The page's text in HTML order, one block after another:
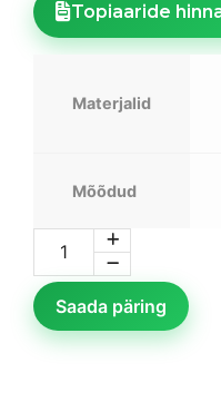
Topiaaride
Materjalid
Mõõdud
Saada päring